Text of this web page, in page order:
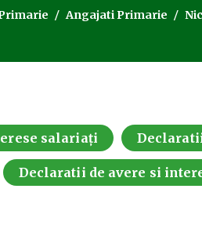
Angajati Primarie
salariați
Declaratii de avere si